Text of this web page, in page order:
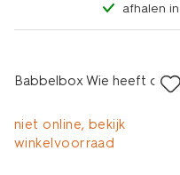
afhalen
Babbelbox Wie heeft ooit
niet online, bekijk
winkelvoorraad